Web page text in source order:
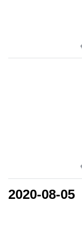
2020-08-05